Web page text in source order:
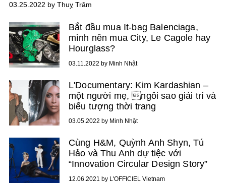
03.25.2022 by Thuỵ Trâm
Bắt đầu mua It-bag Balenciaga,
mình nên mua City, Le Cagole hay
Hourglass?
03.11.2022 by Minh Nhật
L'Documentary: Kim Kardashian –
một người mẹ, ngôi sao giải trí và
biểu tượng thời trang
03.05.2022 by Minh Nhật
Cùng H&M, Quỳnh Anh Shyn, Tú
Hảo và Thu Anh dự tiệc với
“Innovation Circular Design Story”
12.06.2021 by L'OFFICIEL Vietnam